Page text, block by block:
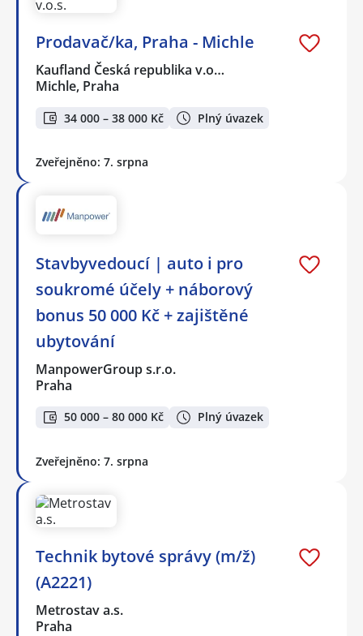
Prodavač/ka, Praha - Michle
Kaufland Česká republika v.o…
Michle, Praha
34 000 – 38 000 Kč Plný úvazek
Zveřejněno: 7. srpna
Stavbyvedoucí | auto i pro
soukromé účely + náborový
bonus 50 000 Kč + zajištěné
ubytování
ManpowerGroup s.r.o.
Praha
50 000 – 80 000 Kč Plný úvazek
Zveřejněno: 7. srpna
Technik bytové správy (m/ž)
(A2221)
Metrostav a.s.
Praha